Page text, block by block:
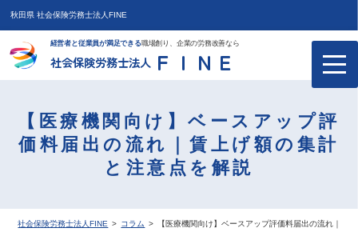
秋田県 社会保険労務士法人FINE
経営者と従業員が満足できる職場創り、企業の労務改善なら
社会保険労務士法人 ＦＩＮＥ
【医療機関向け】ベースアップ評
価料届出の流れ｜賃上げ額の集計
と注意点を解説
社会保険労務士法人FINE > コラム > 【医療機関向け】ベースアップ評価料届出の流れ｜賃